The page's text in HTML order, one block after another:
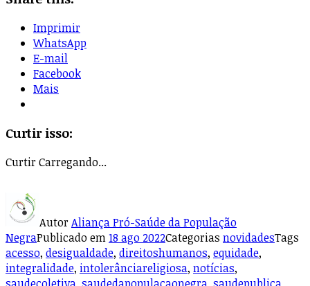
Imprimir
WhatsApp
E-mail
Facebook
Mais
Curtir isso:
CurtirCarregando...
AutorAliança Pró-Saúde da População
NegraPublicado em18 ago 2022Categorias novidadesTags
acesso, desigualdade, direitoshumanos, equidade,
integralidade, intolerânciareligiosa, notícias,